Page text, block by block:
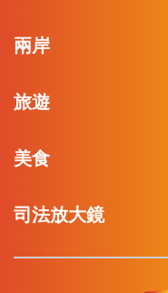
兩岸
旅遊
美食
司法放大鏡